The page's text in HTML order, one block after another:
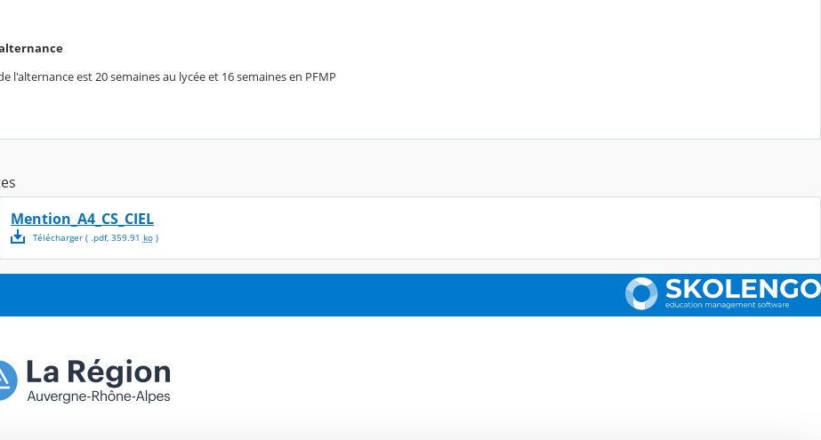
l'alternance est 20 semaines au lycée et 16 semaines en PFMP
Mention_A4_CS_CIEL
Télécharger( .pdf, 359.91 ko)